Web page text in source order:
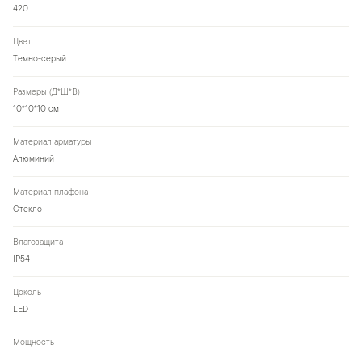
420
Цвет
Темно-серый
Размеры (Д*Ш*В)
10*10*10 см
Материал арматуры
Алюминий
Материал плафона
Стекло
Влагозащита
IP54
Цоколь
LED
Мощность